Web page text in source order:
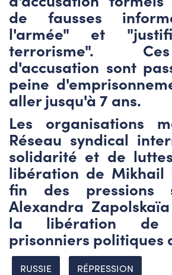
de fausses
l'armée" et
terrorisme".
d'accusation sont
peine
aller jusqu'à 7 ans.
Les organisations
Réseau syndical
solidarité et de
libération de Mikhail
fin des
Alexandra
la libération
prisonniers politiques
RUSSIE RÉPRESSION